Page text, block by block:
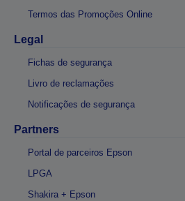
Termos das Promoções Online
Legal
Fichas de segurança
Livro de reclamações
Notificações de segurança
Partners
Portal de parceiros Epson
LPGA
Shakira + Epson